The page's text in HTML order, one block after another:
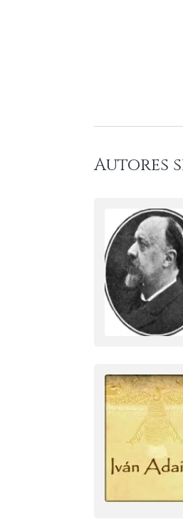
Autores